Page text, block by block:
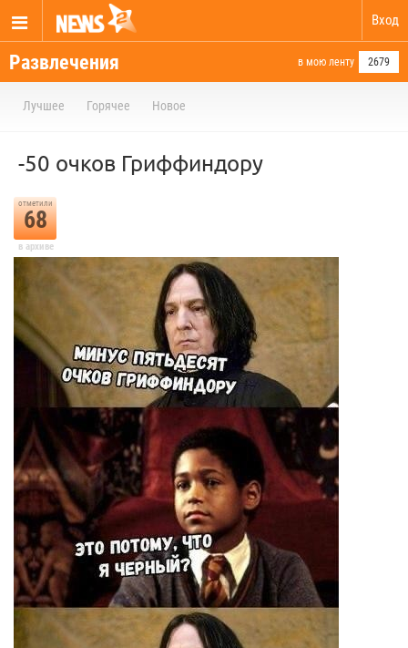
Вход
Развлечения в мою ленту 2679
Лучшее Горячее Новое
-50 очков Гриффиндору
отметили
68
в архиве